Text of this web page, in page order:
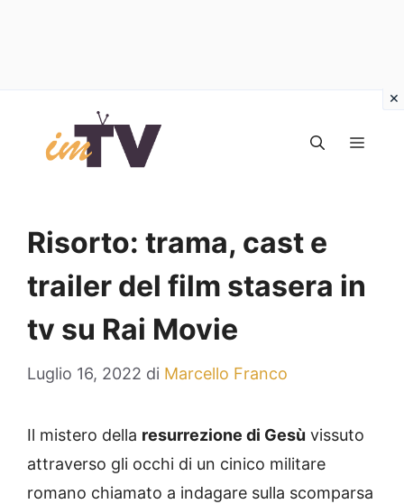
contenuto
Risorto: trama, cast e
trailer del film stasera in
tv su Rai Movie
Luglio 16, 2022 di Marcello Franco
Il mistero della resurrezione di Gesù vissuto
attraverso gli occhi di un cinico militare
romano chiamato a indagare sulla scomparsa